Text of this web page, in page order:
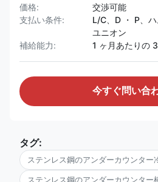
価格:
交渉可能
支払い条件:
L/C、D ・ P、
ユニオン
補給能力:
1 ヶ月あたりの
今すぐ問い合
タグ:
ステンレス鋼のアンダーカウンター
ステンレス鋼のアンダーカウンター